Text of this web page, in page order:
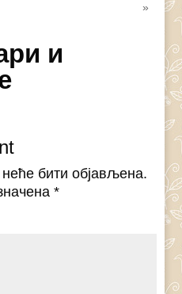
»
и
бити објављена.
*